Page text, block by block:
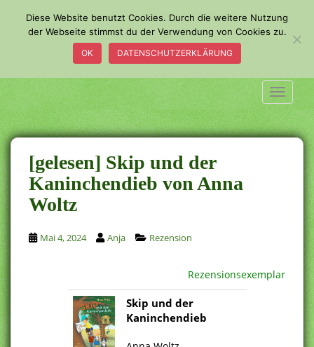
a
i
n
c
o
n
t
e
n
t
[gelesen] Skip und der
Kaninchendieb von Anna
Woltz
Mai 4, 2024 Anja Rezension
Rezensionsexemplar
Skip und der
Kaninchendieb
Diese Website benutzt Cookies. Durch die weitere Nutzung
der Webseite stimmst du der Verwendung von Cookies zu.
OK DATENSCHUTZERKLÄRUNG